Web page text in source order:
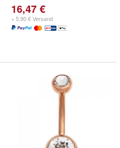
16,47 €
+ 5,90 € Versand